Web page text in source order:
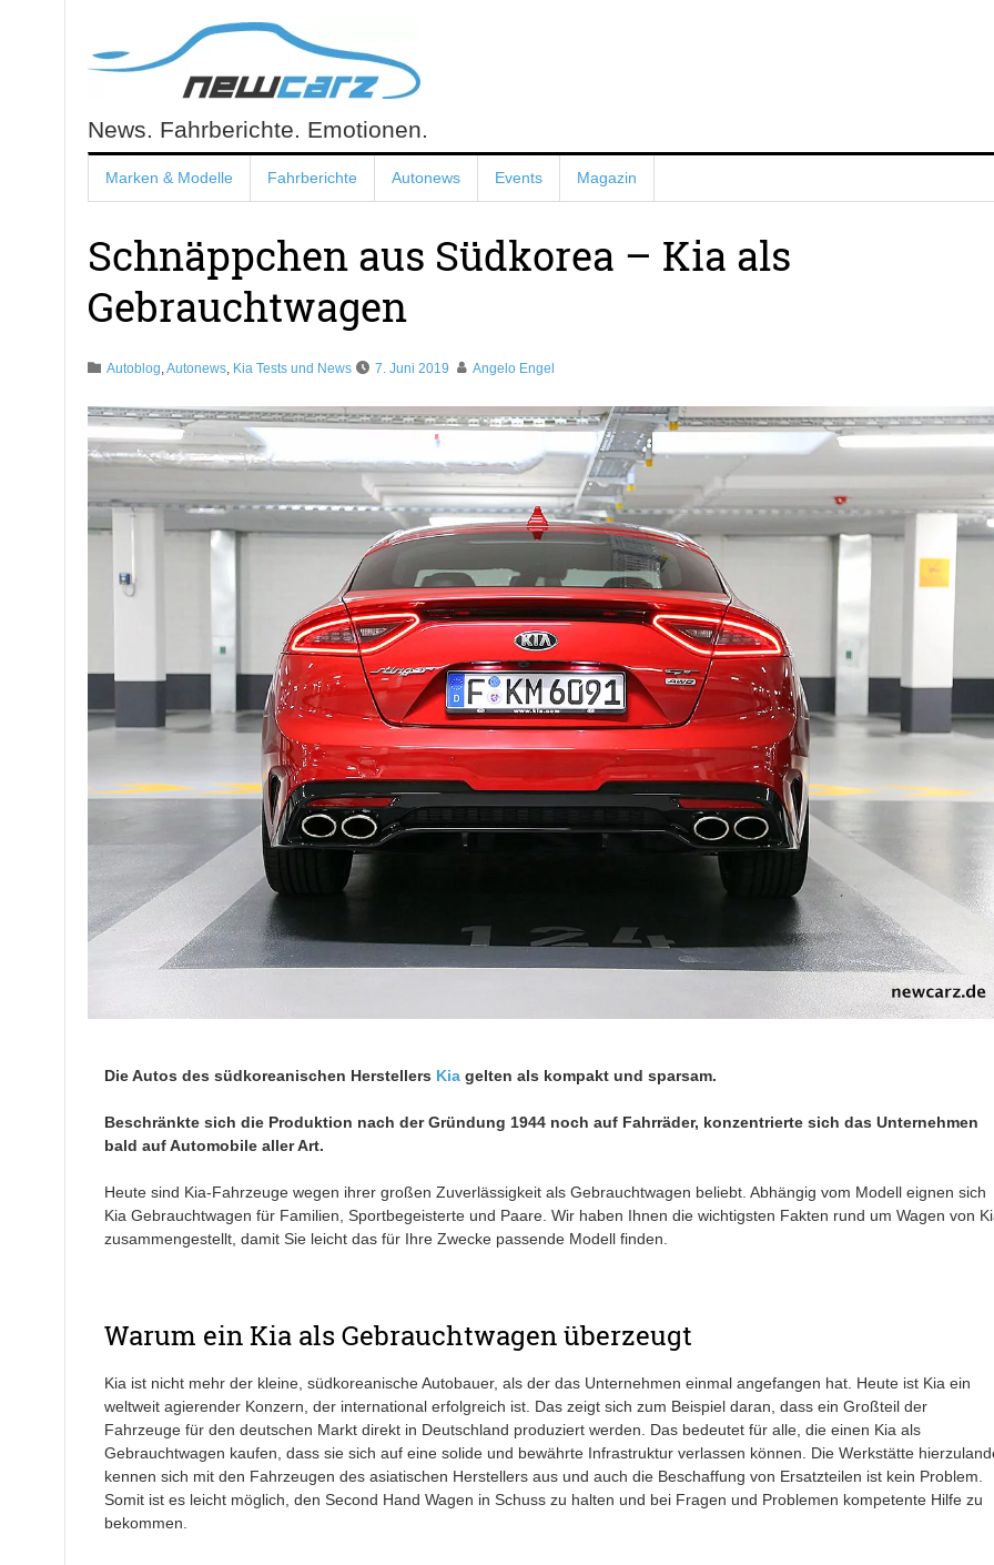
content
NewCarz.de
News. Fahrberichte. Emotionen.
Marken & Modelle Fahrberichte Autonews Events Magazin
Schnäppchen aus Südkorea – Kia als
Gebrauchtwagen
Autoblog Autonews, Kia Tests und News 7. Juni 2019 Angelo Engel
Die Autos des südkoreanischen Herstellers Kiagelten als kompakt und sparsam.
Beschränkte sich die Produktion nach der Gründung 1944 noch auf Fahrräder, konzentrierte sich das Unternehmen
bald auf Automobile aller Art.
Heute sind Kia-Fahrzeuge wegen ihrer großen Zuverlässigkeit als Gebrauchtwagen beliebt. Abhängig vom Modell eignen sich
Kia Gebrauchtwagen für Familien, Sportbegeisterte und Paare. Wir haben Ihnen die wichtigsten Fakten rund um Wagen von
zusammengestellt, damit Sie leicht das für Ihre Zwecke passende Modell finden.
Warum ein Kia als Gebrauchtwagen überzeugt
Kia ist nicht mehr der kleine, südkoreanische Autobauer, als der das Unternehmen einmal angefangen hat. Heute ist Kia ein
weltweit agierender Konzern, der international erfolgreich ist. Das zeigt sich zum Beispiel daran, dass ein Großteil der
Fahrzeuge für den deutschen Markt direkt in Deutschland produziert werden. Das bedeutet für alle, die einen Kia als
Gebrauchtwagen kaufen, dass sie sich auf eine solide und bewährte Infrastruktur verlassen können. Die Werkstätte
kennen sich mit den Fahrzeugen des asiatischen Herstellers aus und auch die Beschaffung von Ersatzteilen ist kein Problem.
Somit ist es leicht möglich, den Second Hand Wagen in Schuss zu halten und bei Fragen und Problemen kompetente Hilfe zu
bekommen.